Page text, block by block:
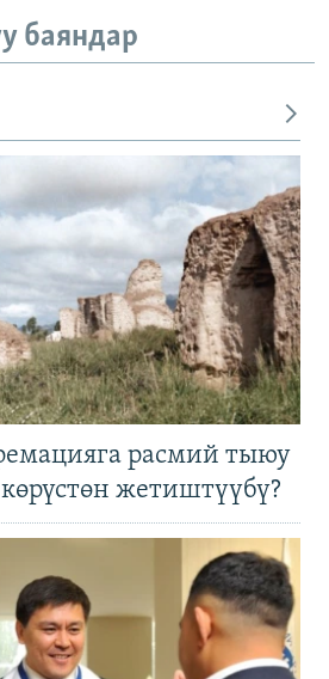
баяндар
расмий тыюу
жетиштүүбү?